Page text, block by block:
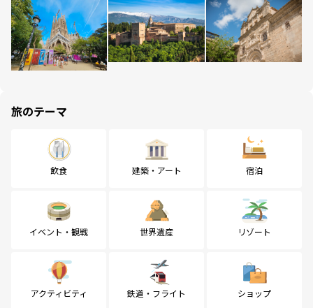
旅のテーマ
飲食 建築・アート 宿泊
イベント・観戦 世界遺産 リゾート
アクティビティ 鉄道・フライト ショップ